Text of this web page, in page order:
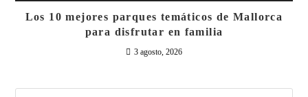
Los 10 mejores parques temáticos de Mallorca
para disfrutar en familia
3 agosto, 2026